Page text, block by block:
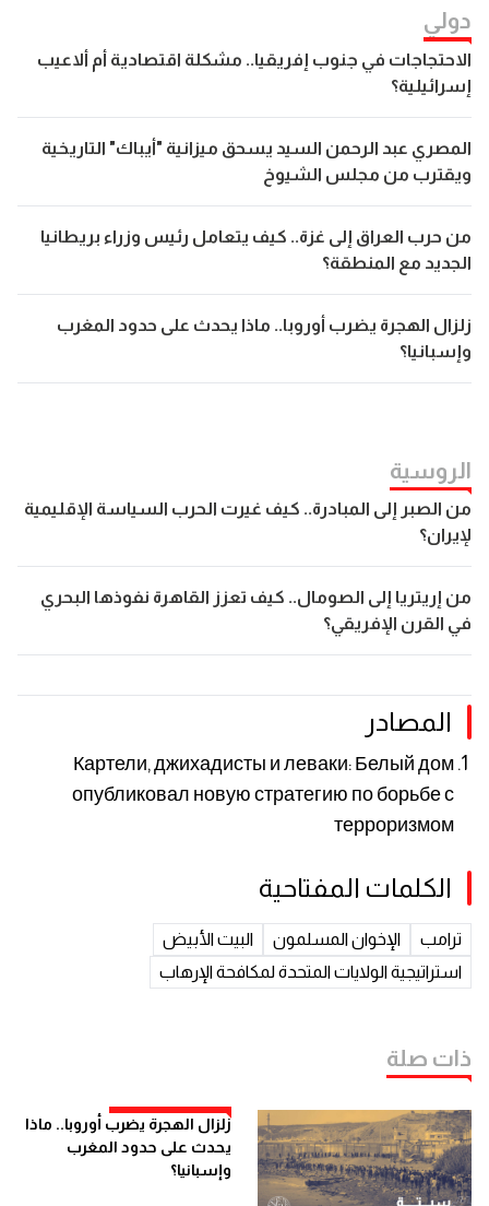
دولي
الاحتجاجات في جنوب إفريقيا.. مشكلة اقتصادية أم ألاعيب
إسرائيلية؟
المصري عبد الرحمن السيد يسحق ميزانية "أيباك" التاريخية
ويقترب من مجلس الشيوخ
من حرب العراق إلى غزة.. كيف يتعامل رئيس وزراء بريطانيا
الجديد مع المنطقة؟
زلزال الهجرة يضرب أوروبا.. ماذا يحدث على حدود المغرب
وإسبانيا؟
الروسیة
من الصبر إلى المبادرة.. كيف غيرت الحرب السياسة الإقليمية
لإيران؟
من إريتريا إلى الصومال.. كيف تعزز القاهرة نفوذها البحري
في القرن الإفريقي؟
المصادر
Картели, джихадисты и леваки: Белый дом
опубликовал новую стратегию по борьбе с
терроризмом
الكلمات المفتاحية
ترامب الإخوان المسلمون
البيت الأبيض
استراتيجية الولايات المتحدة لمكافحة الإرهاب
ذات صلة
زلزال الهجرة يضرب أوروبا.. ماذا
يحدث على حدود المغرب
وإسبانيا؟